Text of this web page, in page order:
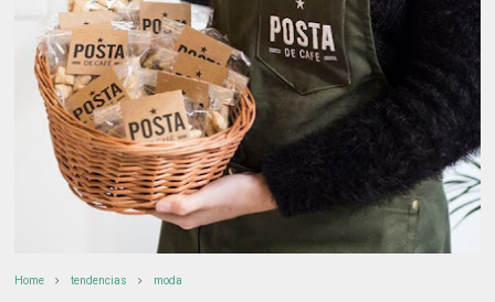
Home tendencias moda